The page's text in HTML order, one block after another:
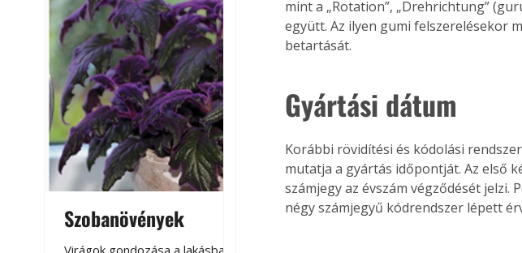
Szobanövények
Virágoskert: kertben, Gyógyító
mint a „Rotation”, „Drehrichtung”
együtt. Az ilyen gumi felszerelésekor
betartását.
Gyártási dátum
Korábbi rövidítési és kódolási
mutatja a gyártás időpontját. Az első
számjegy az évszám végződését jelzi.
négy számjegyű kódrendszer lépett